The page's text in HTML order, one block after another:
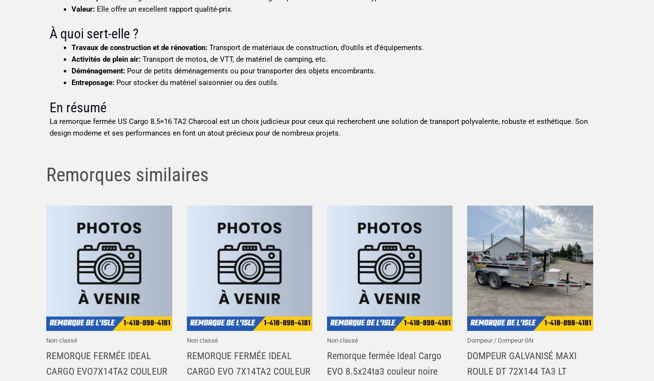
Valeur: Elle offre un excellent rapport qualité-prix.
À quoi sert-elle ?
Travaux de construction et de rénovation: Transport de matériaux de construction, d’outils et d’équipements.
Activités de plein air: Transport de motos, de VTT, de matériel de camping, etc.
Déménagement: Pour de petits déménagements ou pour transporter des objets encombrants.
Entreposage: Pour stocker du matériel saisonnier ou des outils.
En résumé
La remorque fermée US Cargo 8.5×16 TA2 Charcoal est un choix judicieux pour ceux qui recherchent une solution de transport polyvalente, robuste et esthétique. Son
design moderne et ses performances en font un atout précieux pour de nombreux projets.
Remorques similaires
Non classé
REMORQUE FERMÉE IDEAL
CARGO EVO7X14TA2 COULEUR
Non classé
REMORQUE FERMÉE IDEAL
CARGO EVO 7X14TA2 COULEUR
Non classé
Remorque fermée Ideal Cargo
EVO 8.5x24ta3 couleur noire
Dompeur / Dompeur GN
DOMPEUR GALVANISÉ MAXI
ROULE DT 72X144 TA3 LT